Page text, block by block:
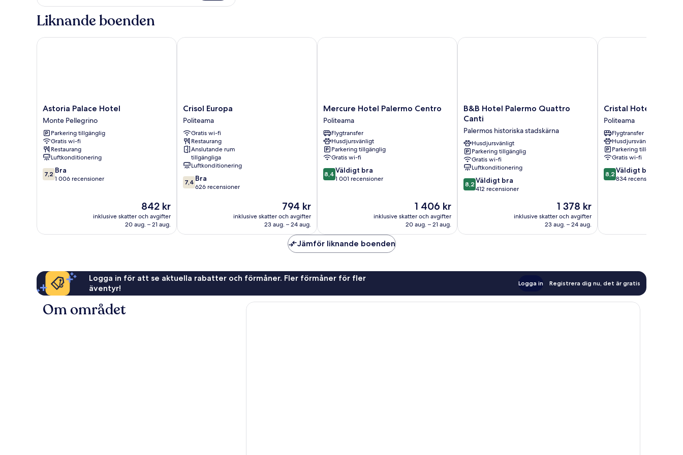
Double
Room
Liknande boenden
Astoria
Palace
Hotel
Monte
Pellegrino
Astoria Palace Hotel
Monte Pellegrino
Parkering tillgänglig
Gratis wi-fi
Restaurang
Luftkonditionering
7.2
av
7,2 Bra
1 006 recensioner
Priset
är
842 kr
842 kr
inklusive skatter och avgifter
20 aug. – 21 aug.
Astoria Palace Hotel
Crisol
Europa
Politeama
Crisol Europa
Politeama
Gratis wi-fi
Restaurang
Anslutande rum
tillgängliga
Luftkonditionering
7.4
av
7,4 Bra
626 recensioner
Priset
är
794 kr
794 kr
inklusive skatter och avgifter
23 aug. – 24 aug.
Crisol Europa
Mercure
Hotel
Palermo
Centro
Politeama
Mercure Hotel Palermo Centro
Politeama
Flygtransfer
Husdjursvänligt
Parkering tillgänglig
Gratis wi-fi
8.4
av
1 001 recensioner
8,4 Väldigt bra
1 001 recensioner
Priset
är
1 406 kr
1 406 kr
inklusive skatter och avgifter
20 aug. – 21 aug.
Mercure Hotel Palermo Centro
B&B
Hotel
Quattro
Canti
Palermos
historiska
stadskärna
B&B Hotel Palermo Quattro
Canti
Palermos historiska stadskärna
Husdjursvänligt
Parkering tillgänglig
Gratis wi-fi
Luftkonditionering
8.2
av
8,2 Väldigt bra
412 recensioner
Priset
är
1 378 kr
1 378 kr
inklusive skatter och avgifter
23 aug. – 24 aug.
B&B Hotel Palermo Quattro Canti
Cristal
Hotel
Palermo
Politeama
Cristal Hotel
Politeama
Flygtransfer
Husdjursvänligt
Parkering tillgänglig
Gratis wi-fi
8.2
av
8,2 Väldigt bra
834 recensioner
Cristal Hotel Palermo
Jämför liknande boenden
Logga in för att se aktuella rabatter och förmåner. Fler förmåner för fler
äventyr!
Logga in Registrera dig nu, det är gratis
Om området